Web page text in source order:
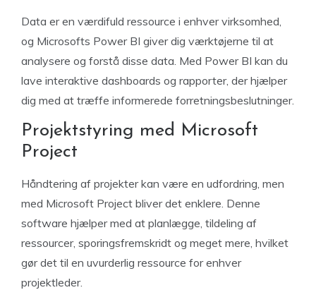
Data er en værdifuld ressource i enhver virksomhed,
og Microsofts Power BI giver dig værktøjerne til at
analysere og forstå disse data. Med Power BI kan du
lave interaktive dashboards og rapporter, der hjælper
dig med at træffe informerede forretningsbeslutninger.
Projektstyring med Microsoft
Project
Håndtering af projekter kan være en udfordring, men
med Microsoft Project bliver det enklere. Denne
software hjælper med at planlægge, tildeling af
ressourcer, sporingsfremskridt og meget mere, hvilket
gør det til en uvurderlig ressource for enhver
projektleder.